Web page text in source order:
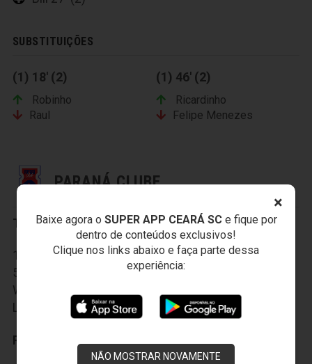
×
Baixe agora o SUPER APP CEARÁ SCe fique por
dentro de conteúdos exclusivos!
Clique nos links abaixo e faça parte dessa
experiência:
NÃO MOSTRAR NOVAMENTE
SUBSTITUIÇÕES
(1) 18' (2)
Robinho
Raul
(1) 46' (2)
Ricardinho
Felipe Menezes
PARANÁ CLUBE
Titulares:
1- Marcos; 2- Leandro Silva; 3- Pitty; 4- João Paulo;
5- Jhony; 6- Rafael Carioca; 7- Diego Tavares; 8-
Wellington Reis; 9- Yan Philipe; 10- Alesson; 11-
Leandro Vilela
Reservas: